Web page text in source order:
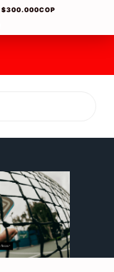
$300.000COP